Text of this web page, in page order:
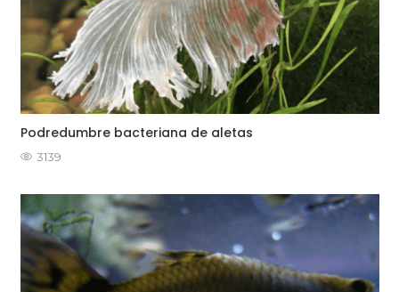
Podredumbre bacteriana de aletas
3139